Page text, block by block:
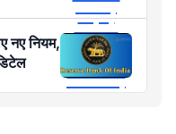
नए नियम,